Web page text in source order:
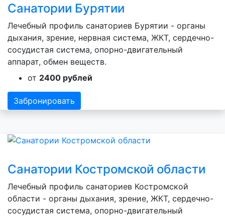
Санатории Бурятии
Лечебный профиль санаториев Бурятии - органы
дыхания, зрение, нервная система, ЖКТ, сердечно-
сосудистая система, опорно-двигательный
аппарат, обмен веществ.
от 2400 рублей
Забронировать
Санатории Костромской области
Лечебный профиль санаториев Костромской
области - органы дыхания, зрение, ЖКТ, сердечно-
сосудистая система, опорно-двигательный